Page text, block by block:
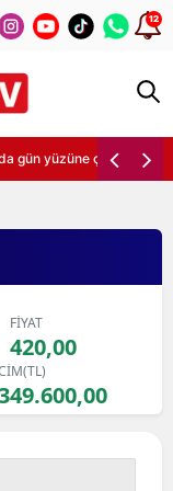
12
gün yüzüne çıktı
FİYAT
420,00